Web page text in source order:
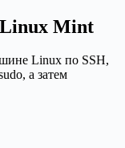
Linux Mint
Linux по SSH,
а затем